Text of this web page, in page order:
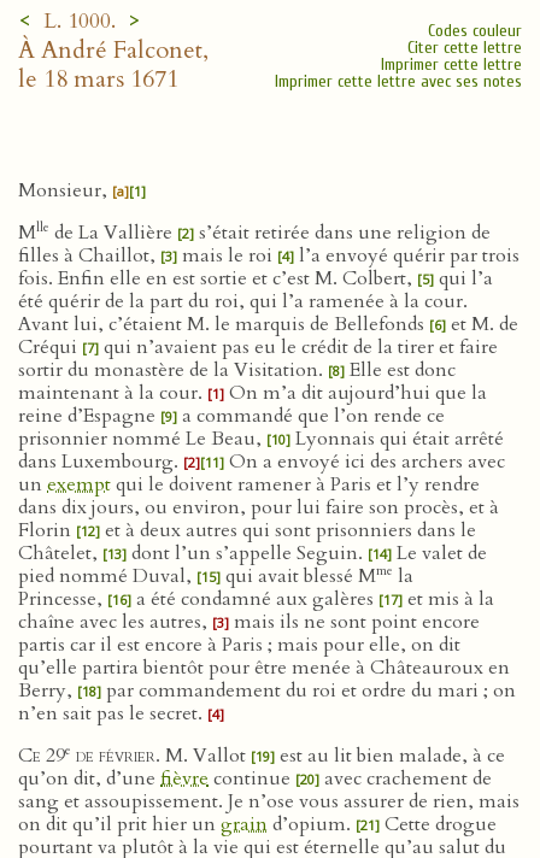
< L. 1000. >
À André Falconet,
le 18 mars 1671
Codes couleur
Citer cette lettre
Imprimer cette lettre
Imprimer cette lettre avec ses notes
Monsieur, [a][1]
Mlle de La Vallière [2] s’était retirée dans une religion de
filles à Chaillot, [3] mais le roi [4] l’a envoyé quérir par trois
fois. Enfin elle en est sortie et c’est M. Colbert, [5] qui l’a
été quérir de la part du roi, qui l’a ramenée à la cour.
Avant lui, c’étaient M. le marquis de Bellefonds [6] et M. de
Créqui [7] qui n’avaient pas eu le crédit de la tirer et faire
sortir du monastère de la Visitation. [8] Elle est donc
maintenant à la cour. [1] On m’a dit aujourd’hui que la
reine d’Espagne [9] a commandé que l’on rende ce
prisonnier nommé Le Beau, [10] Lyonnais qui était arrêté
dans Luxembourg. [2][11] On a envoyé ici des archers avec
un exemptqui le doivent ramener à Paris et l’y rendre
dans dix jours, ou environ, pour lui faire son procès, et à
Florin [12] et à deux autres qui sont prisonniers dans le
Châtelet, [13] dont l’un s’appelle Seguin. [14] Le valet de
pied nommé Duval, [15] qui avait blessé Mme la
Princesse, [16] a été condamné aux galères [17] et mis à la
chaîne avec les autres, [3] mais ils ne sont point encore
partis car il est encore à Paris ; mais pour elle, on dit
qu’elle partira bientôt pour être menée à Châteauroux en
Berry, [18] par commandement du roi et ordre du mari ; on
n’en sait pas le secret. [4]
Ce 29e de février. M. Vallot [19] est au lit bien malade, à ce
qu’on dit, d’une fièvrecontinue [20] avec crachement de
sang et assoupissement. Je n’ose vous assurer de rien, mais
on dit qu’il prit hier un graind’opium. [21] Cette drogue
pourtant va plutôt à la vie qui est éternelle qu’au salut du